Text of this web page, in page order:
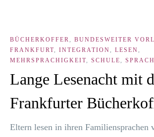
BÜCHERKOFFER, BUNDESWEITER
FRANKFURT, INTEGRATION, LESEN,
MEHRSPRACHIGKEIT, SCHULE,
Lange Lesenacht mit
Frankfurter
Eltern lesen in ihren Fami­li­en­spra­chen